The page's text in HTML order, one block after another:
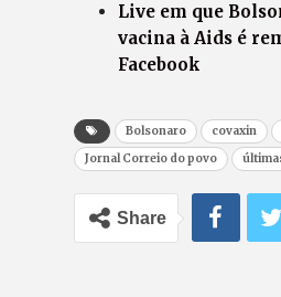
Live em que
vacina à Aids é
Facebook
Bolsonaro covaxin
Jornal Correio do povo
Share